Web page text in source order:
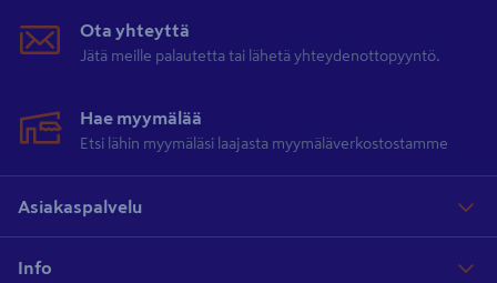
Ota yhteyttä
Jätä meille palautetta tai lähetä yhteydenottopyyntö.
Hae myymälää
Etsi lähin myymäläsi laajasta myymäläverkostostamme
Asiakaspalvelu
Info